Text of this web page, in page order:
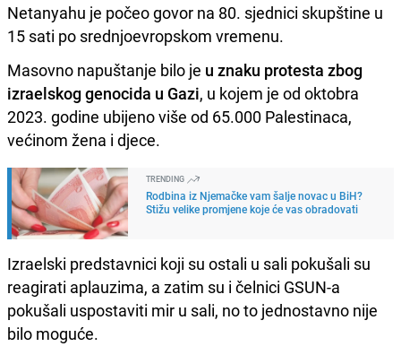
Netanyahu je počeo govor na 80. sjednici skupštine u
15 sati po srednjoevropskom vremenu.
Masovno napuštanje bilo je u znaku protesta zbog
izraelskog genocida u Gazi, u kojem je od oktobra
2023. godine ubijeno više od 65.000 Palestinaca,
većinom žena i djece.
TRENDING
Rodbina iz Njemačke vam šalje novac u BiH?
Stižu velike promjene koje će vas obradovati
Izraelski predstavnici koji su ostali u sali pokušali su
reagirati aplauzima, a zatim su i čelnici GSUN-a
pokušali uspostaviti mir u sali, no to jednostavno nije
bilo moguće.